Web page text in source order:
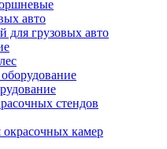
авто
для грузовых авто
стендов
окрасочных камер